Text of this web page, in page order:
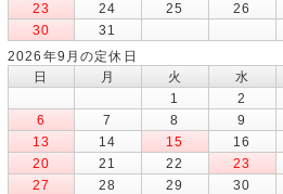
23
24 25 26
30
31
2026年9月の定休日
日
月 火 水
1
2
6
7 8 9
13
14 15 16
20
21 22 23
27
28 29
30